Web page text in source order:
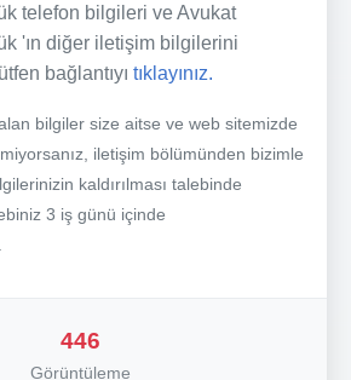
telefon bilgileri ve Avukat
'ın diğer iletişim bilgilerini
bağlantıyı tıklayınız.
bilgiler size aitse ve web sitemizde
iletişim bölümünden bizimle
kaldırılması talebinde
3 iş günü içinde
446
Görüntüleme